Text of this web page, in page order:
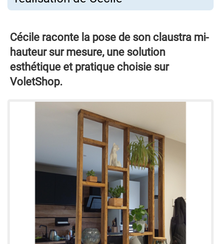
Cécile raconte la pose de son claustra mi-
hauteur sur mesure, une solution
esthétique et pratique choisie sur
VoletShop.